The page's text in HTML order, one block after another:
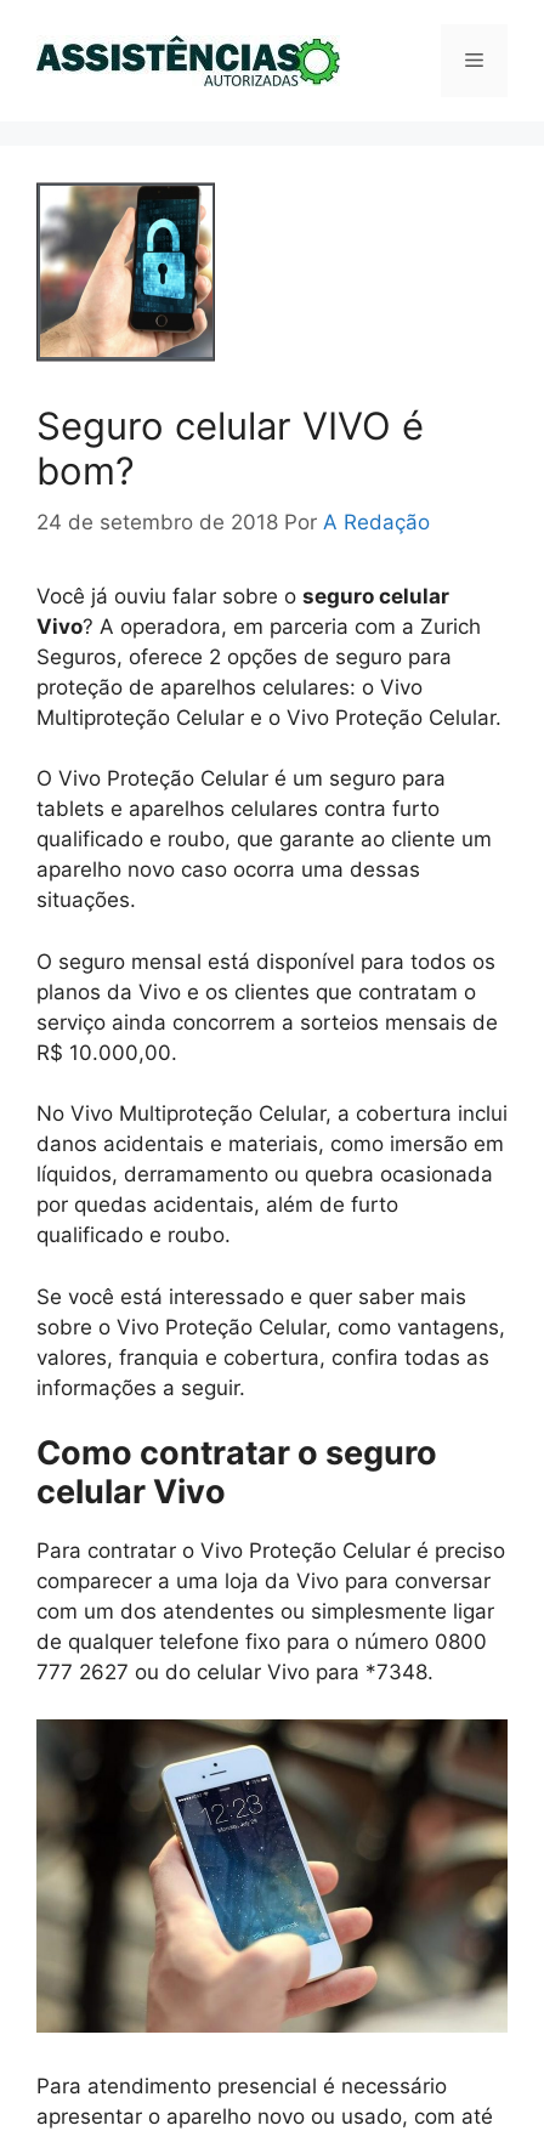
Menu
Seguro celular VIVO é
bom?
24 de setembro de 2018 Por A Redação
Você já ouviu falar sobre o seguro celular
Vivo? A operadora, em parceria com a Zurich
Seguros, oferece 2 opções de seguro para
proteção de aparelhos celulares: o Vivo
Multiproteção Celular e o Vivo Proteção Celular.
O Vivo Proteção Celular é um seguro para
tablets e aparelhos celulares contra furto
qualificado e roubo, que garante ao cliente um
aparelho novo caso ocorra uma dessas
situações.
O seguro mensal está disponível para todos os
planos da Vivo e os clientes que contratam o
serviço ainda concorrem a sorteios mensais de
R$ 10.000,00.
No Vivo Multiproteção Celular, a cobertura inclui
danos acidentais e materiais, como imersão em
líquidos, derramamento ou quebra ocasionada
por quedas acidentais, além de furto
qualificado e roubo.
Se você está interessado e quer saber mais
sobre o Vivo Proteção Celular, como vantagens,
valores, franquia e cobertura, confira todas as
informações a seguir.
Como contratar o seguro
celular Vivo
Para contratar o Vivo Proteção Celular é preciso
comparecer a uma loja da Vivo para conversar
com um dos atendentes ou simplesmente ligar
de qualquer telefone fixo para o número 0800
777 2627 ou do celular Vivo para *7348.
Para atendimento presencial é necessário
apresentar o aparelho novo ou usado, com até